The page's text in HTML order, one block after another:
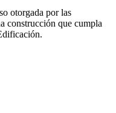
otorgada por las
construcción que cumpla